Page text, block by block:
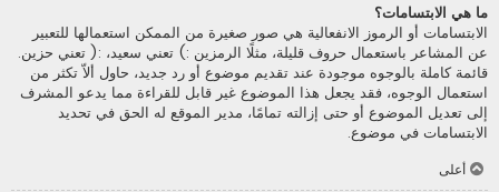
ما هي الابتسامات؟
الابتسامات أو الرموز الانفعالية هي صور صغيرة من الممكن استعمالها للتعبير
عن المشاعر باستعمال حروف قليلة، مثلًا الرمزين :) تعني سعيد، :( تعني حزين.
قائمة كاملة بالوجوه موجودة عند تقديم موضوع أو رد جديد، حاول ألاّ تكثر من
استعمال الوجوه، فقد يجعل هذا الموضوع غير قابل للقراءة مما يدعو المشرف
إلى تعديل الموضوع أو حتى إزالته تمامًا، مدير الموقع له الحق في تحديد
الابتسامات في موضوع.
أعلى